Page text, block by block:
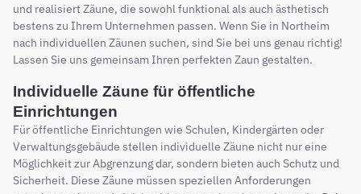
und realisiert Zäune, die sowohl funktional als auch ästhetisch
bestens zu Ihrem Unternehmen passen. Wenn Sie in Northeim
nach individuellen Zäunen suchen, sind Sie bei uns genau richtig!
Lassen Sie uns gemeinsam Ihren perfekten Zaun gestalten.
Individuelle Zäune für öffentliche
Einrichtungen
Für öffentliche Einrichtungen wie Schulen, Kindergärten oder
Verwaltungsgebäude stellen individuelle Zäune nicht nur eine
Möglichkeit zur Abgrenzung dar, sondern bieten auch Schutz und
Sicherheit. Diese Zäune müssen speziellen Anforderungen